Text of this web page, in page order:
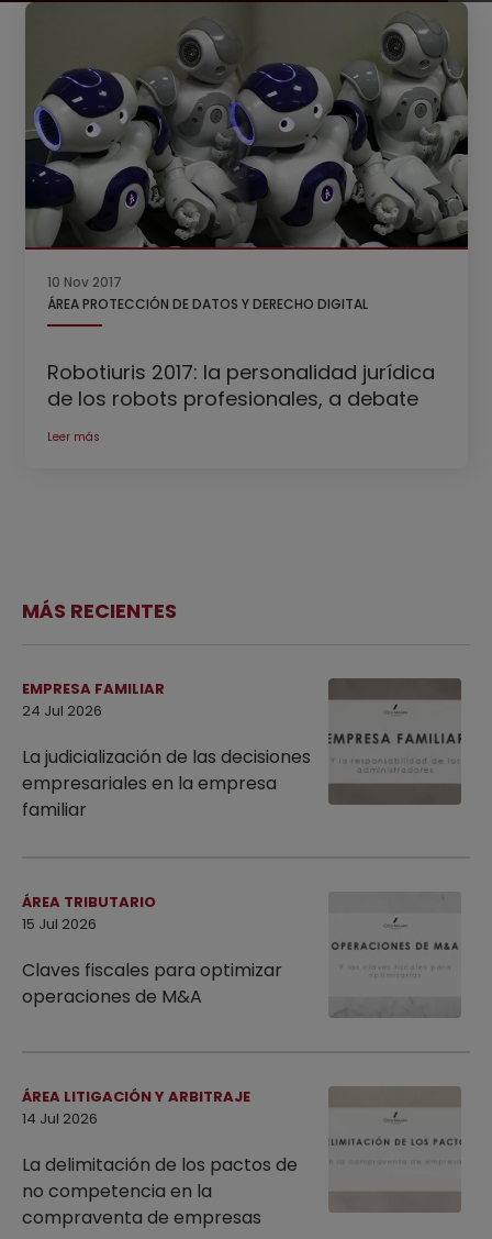
10 Nov 2017
ÁREA PROTECCIÓN DE DATOS Y DERECHO DIGITAL
Robotiuris 2017: la personalidad jurídica
de los robots profesionales, a debate
Leer más
MÁS RECIENTES
EMPRESA FAMILIAR
24 Jul 2026
La judicialización de las decisiones
empresariales en la empresa
familiar
ÁREA TRIBUTARIO
15 Jul 2026
Claves fiscales para optimizar
operaciones de M&A
ÁREA LITIGACIÓN Y ARBITRAJE
14 Jul 2026
La delimitación de los pactos de
no competencia en la
compraventa de empresas